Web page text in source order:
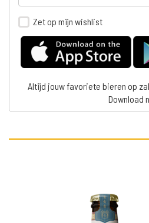
Zet op mijn wishlist
Altijd jouw favoriete bieren op
Download